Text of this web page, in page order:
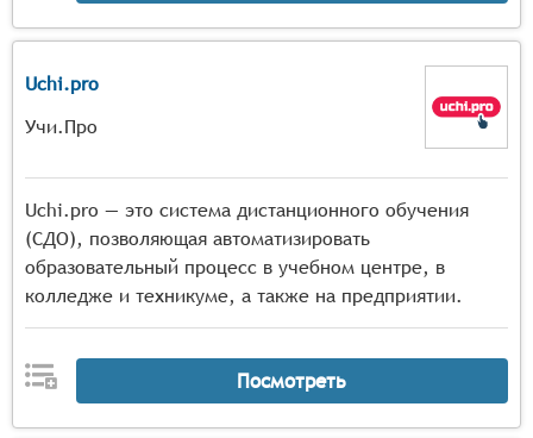
Uchi.pro
Учи.Про
Uchi.pro — это система дистанционного обучения
(СДО), позволяющая автоматизировать
образовательный процесс в учебном центре, в
колледже и техникуме, а также на предприятии.
Посмотреть